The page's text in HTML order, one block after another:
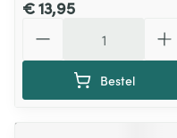
€ 13,95
Bestel